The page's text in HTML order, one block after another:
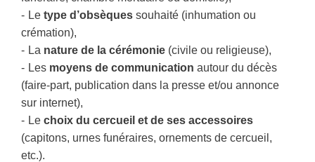
Le type d’obsèques souhaité (inhumation ou
crémation),
La nature de la cérémonie (civile ou religieuse),
Les moyens de communication autour du décès
(faire-part, publication dans la presse et/ou annonce
sur internet),
Le choix du cercueil et de ses accessoires
(capitons, urnes funéraires, ornements de cercueil,
etc.).